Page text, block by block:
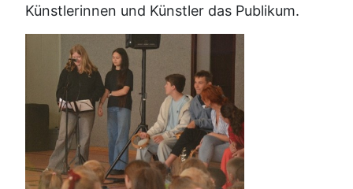
Künstlerinnen und Künstler das Publikum.